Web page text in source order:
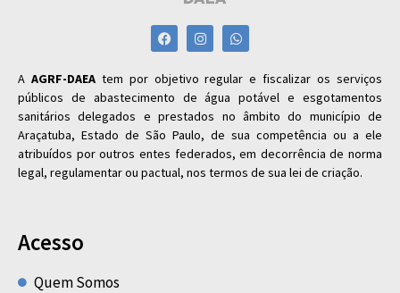
A AGRF-DAEAtem por objetivo regular e fiscalizar os serviços
públicos de abastecimento de água potável e esgotamentos
sanitários delegados e prestados no âmbito do município de
Araçatuba, Estado de São Paulo, de sua competência ou a ele
atribuídos por outros entes federados, em decorrência de norma
legal, regulamentar ou pactual, nos termos de sua lei de criação.
Acesso
Quem Somos